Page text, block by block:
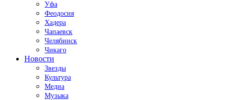
Уфа
Феодосия
Хадера
Чапаевск
Челябинск
Чикаго
Новости
Звезды
Культура
Медиа
Музыка